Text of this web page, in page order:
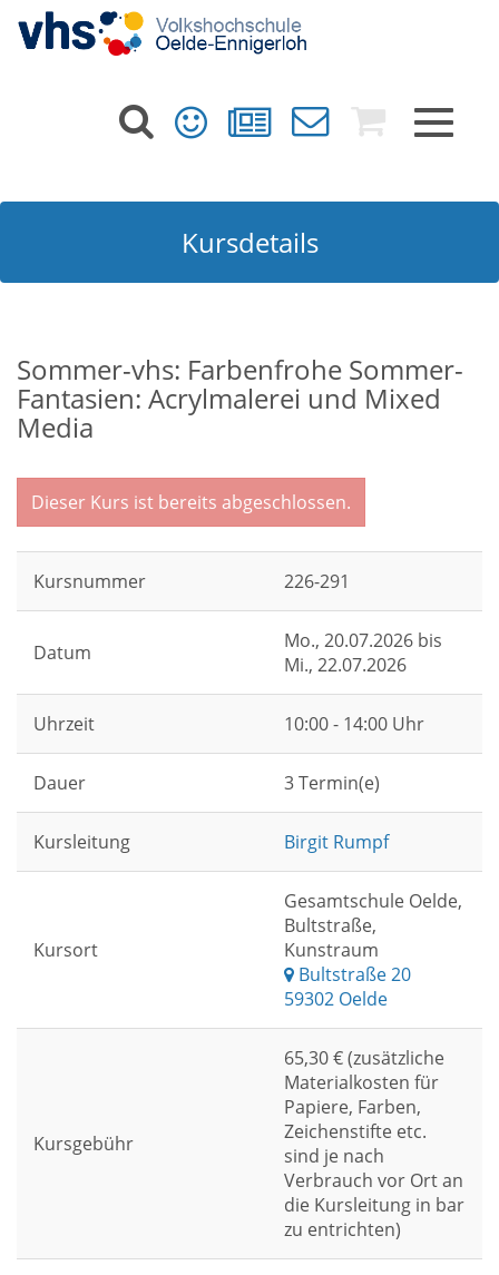
Toggle
Kursdetails
Sommer-vhs: Farbenfrohe Sommer-
Fantasien: Acrylmalerei und Mixed
Media
Dieser Kurs ist bereits abgeschlossen.
Kursnummer 226-291
Datum Mo., 20.07.2026 bis
Mi., 22.07.2026
Uhrzeit 10:00 - 14:00 Uhr
Dauer 3 Termin(e)
Kursleitung Birgit Rumpf
Kursort
Gesamtschule Oelde,
Bultstraße,
Kunstraum
Bultstraße 20
59302 Oelde
Kursgebühr
65,30 € (zusätzliche
Materialkosten für
Papiere, Farben,
Zeichenstifte etc.
sind je nach
Verbrauch vor Ort an
die Kursleitung in bar
zu entrichten)